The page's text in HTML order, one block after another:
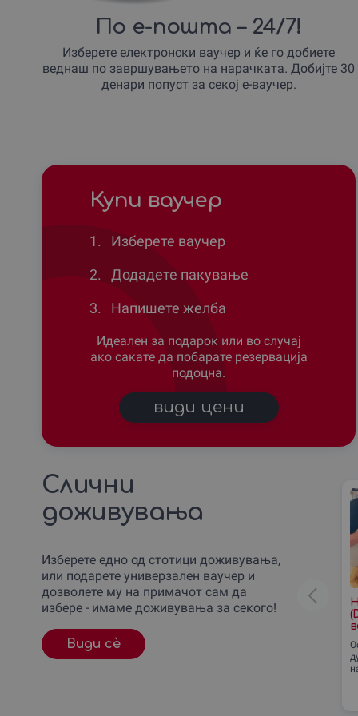
По е-пошта – 24/7!
Изберете електронски ваучер и ќе го добиете
веднаш по завршувањето на нарачката. Добијте 30
денари попуст за секој е-ваучер.
Купи ваучер
1.
Изберете ваучер
2.
Додадете пакување
3.
Напишете желба
Идеален за подарок или во случај
ако сакате да побарате резервација
подоцна.
види цени
Слични
доживувања
Изберете едно од стотици доживувања,
или подарете универзален ваучер и
дозволете му на примачот сам да
избере - имаме доживувања за секого!
Види сè